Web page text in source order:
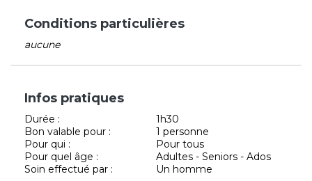
Conditions particulières
aucune
Infos pratiques
Durée :
1h30
Bon valable pour :
1 personne
Pour qui :
Pour tous
Pour quel âge :
Adultes - Seniors - Ados
Soin effectué par :
Un homme